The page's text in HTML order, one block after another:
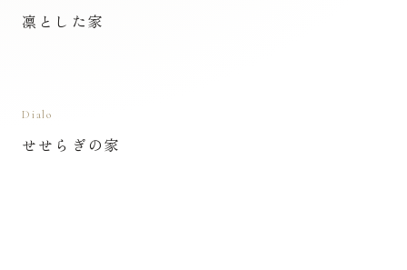
凛とした家
Dialo
せせらぎの家